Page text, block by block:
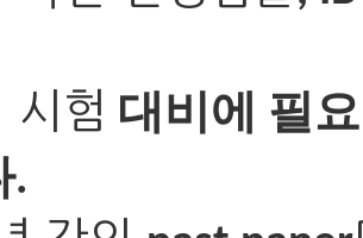
시험 대비에 필
.